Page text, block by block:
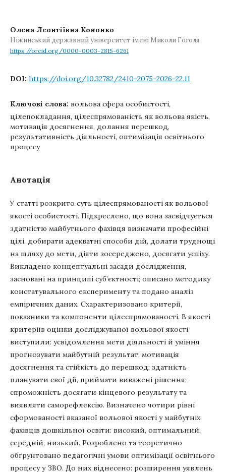
Олена Леонтіївна Кононко
Ніжинський державний університет імені Миколи Гоголя
https://orcid.org/0000-0003-2815-6261
DOI: https://doi.org/10.32782/2410-2075-2026-22.11
Ключові слова: вольова сфера особистості,
цілепокладання, цілеспрямованість як вольова якість,
мотивація досягнення, долання перешкод,
результативність діяльності, оптимізація освітнього
процесу
Анотація
У статті розкрито суть цілеспрямованості як вольової
якості особистості. Підкреслено, що вона засвідчується
здатністю майбутнього фахівця визначати професійні
цілі, добирати адекватні способи дій, долати труднощі
на шляху до мети, діяти зосереджено, досягати успіху.
Викладено концептуальні засади дослідження,
засновані на принципі суб’єктності; описано методику
констатувального експерименту та подано аналіз
емпіричних даних. Схарактеризовано критерії,
показники та компоненти цілеспрямованості. В якості
критеріїв оцінки досліджуваної вольової якості
виступили: усвідомлення мети діяльності й уміння
прогнозувати майбутній результат; мотивація
досягнення та стійкість до перешкод; здатність
планувати свої дії, приймати виважені рішення;
спроможність досягати кінцевого результату та
виявляти саморефлексію. Визначено чотири рівні
сформованості вказаної вольової якості у майбутніх
фахівців дошкільної освіти: високий, оптимальний,
середній, низький. Розроблено та теоретично
обґрунтовано педагогічні умови оптимізації освітнього
процесу у ЗВО. До них віднесено: розширення уявлень